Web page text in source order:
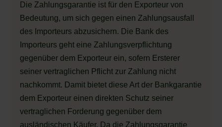
Die Zahlungsgarantie ist für den Exporteur von
Bedeutung, um sich gegen einen Zahlungsausfall
des Importeurs abzusichern. Die Bank des
Importeurs geht eine Zahlungsverpflichtung
gegenüber dem Exporteur ein, sofern Ersterer
seiner vertraglichen Pflicht zur Zahlung nicht
nachkommt. Damit bietet diese Art der Bankgarantie
dem Exporteur einen direkten Schutz seiner
vertraglichen Forderung gegenüber dem
ausländischen Käufer. Da die Zahlungsgarantie